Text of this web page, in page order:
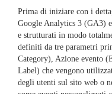
Prima di iniziare con i
Google Analytics 3 (GA3)
e strutturati in modo
definiti da tre parametri
Category), Azione evento
Label) che vengono
degli utenti sul sito web o